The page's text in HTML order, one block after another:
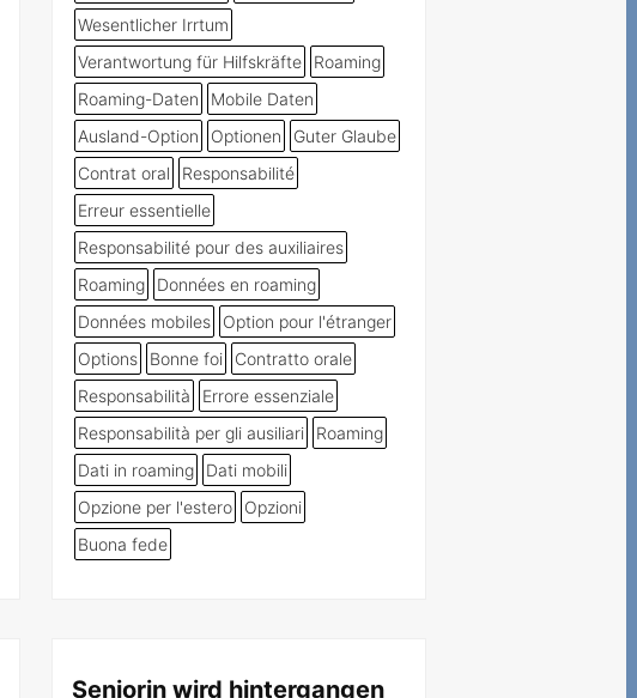
Wesentlicher Irrtum
Verantwortung für Hilfskräfte
Roaming
Roaming-Daten
Mobile Daten
Ausland-Option
Optionen
Guter Glaube
Contrat oral
Responsabilité
Erreur essentielle
Responsabilité pour des auxiliaires
Roaming
Données en roaming
Données mobiles
Option pour l'étranger
Options
Bonne foi
Contratto orale
Responsabilità
Errore essenziale
Responsabilità per gli ausiliari
Roaming
Dati in roaming
Dati mobili
Opzione per l'estero
Opzioni
Buona fede
Seniorin wird hintergangen